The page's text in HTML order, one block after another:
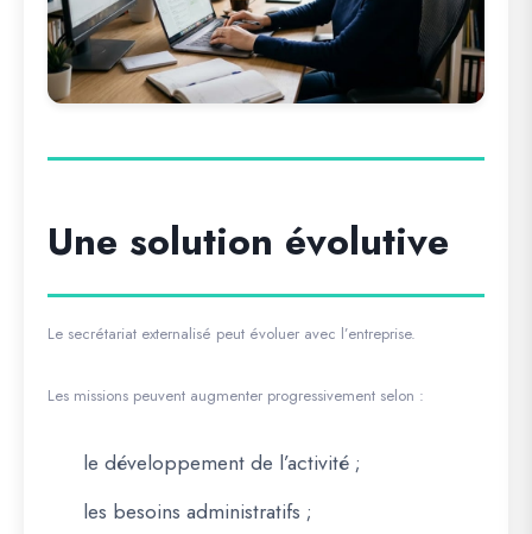
Une solution évolutive
Le secrétariat externalisé peut évoluer avec l’entreprise.
Les missions peuvent augmenter progressivement selon :
le développement de l’activité ;
les besoins administratifs ;